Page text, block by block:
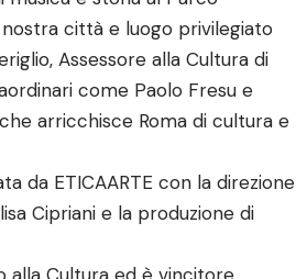
città e luogo privilegiato
Assessore alla Cultura di
come Paolo Fresu e
arricchisce Roma di cultura e
da ETICAARTE con la direzione
Cipriani e la produzione di